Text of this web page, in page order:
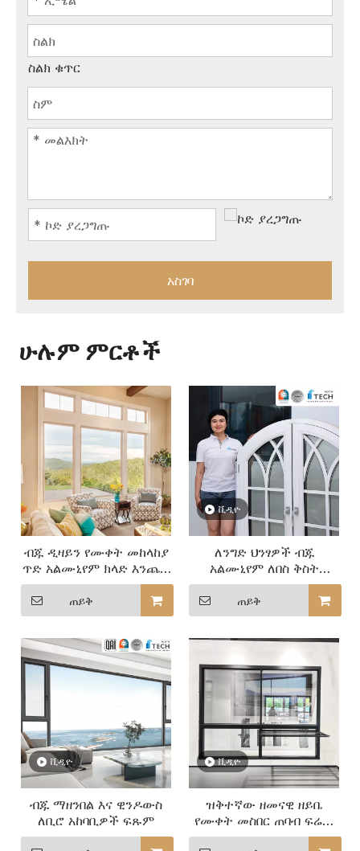
ስልክ ቁጥር
አስገባ
ሁሉም ምርቶች
ብጁ ዲዛይን የሙቀት መከላከያ
ጥድ አልሙኒየም ክላድ እንጨት
ቋሚ ዊንዶውስ ከደህንነት
ስክሪኖች ጋር
ጠይቅ
ቪዲዮ
ለንግድ ህንፃዎች ብጁ
አልሙኒየም ለበስ ቅስት
የእንጨት መስኮቶች የእኛን
ንድፎችን ያስሱ
ጠይቅ
ቪዲዮ
ብጁ ማዘንበል እና ዊንዶውስ
ለቢሮ አከባቢዎች ፍጹም
ቪዲዮ
ዝቅተኛው ዘመናዊ ዘይቤ
የሙቀት መስበር ጠባብ ፍሬም
አሉሚኒየም መስኮት